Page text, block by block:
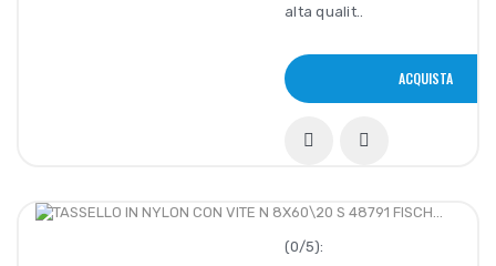
alta qualit..
ACQUISTA
(0/5):